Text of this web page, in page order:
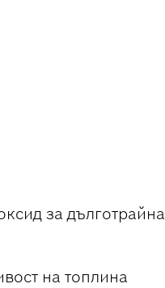
за дълготрайна
на топлина